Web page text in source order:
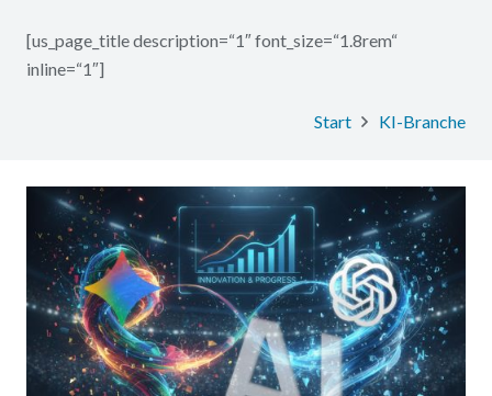
[us_page_title description=“1″ font_size=“1.8rem“
inline=“1″]
Start KI-Branche